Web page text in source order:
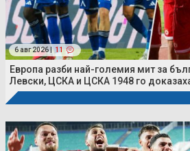
6 авг 2026 | 11
Европа разби най-големия мит за
Левски, ЦСКА и ЦСКА 1948 го